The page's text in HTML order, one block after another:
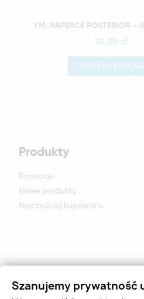
Szybki podgląd
10,00 zł
Dodaj do koszyka
Produkty
Promocje
Nowe produkty
Najczęściej kupowane
Szanujemy prywatność